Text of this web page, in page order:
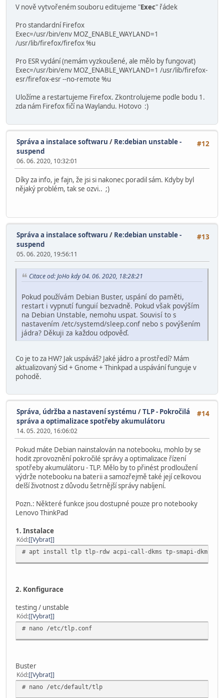
V nově vytvořeném souboru editujeme "Exec" řádek
Pro standardní Firefox
Exec=/usr/bin/env MOZ_ENABLE_WAYLAND=1
/usr/lib/firefox/firefox %u
Pro ESR vydání (nemám vyzkoušené, ale mělo by fungovat)
Exec=/usr/bin/env MOZ_ENABLE_WAYLAND=1 /usr/lib/firefox-
esr/firefox-esr --no-remote %u
Uložíme a restartujeme Firefox. Zkontrolujeme podle bodu 1.
zda nám Firefox fičí na Waylandu. Hotovo :)
#12
Správa a instalace softwaru / Re:debian unstable -
suspend
06. 06. 2020, 10:32:01
Díky za info, je fajn, že jsi si nakonec poradil sám. Kdyby byl
nějaký problém, tak se ozvi.. ;)
#13
Správa a instalace softwaru / Re:debian unstable -
suspend
05. 06. 2020, 19:56:11
Citace od: JoHo kdy 04. 06. 2020, 18:28:21
Pokud používám Debian Buster, uspání do paměti,
restart i vypnutí funguií bezvadně. Pokud však povýším
na Debian Unstable, nemohu uspat. Souvisí to s
nastavením /etc/systemd/sleep.conf nebo s povýšením
jádra? Děkuji za každou odpověď.
Co je to za HW? Jak uspáváš? Jaké jádro a prostředí? Mám
aktualizovaný Sid + Gnome + Thinkpad a uspávání funguje v
pohodě.
#14
Správa, údržba a nastavení systému /TLP - Pokročilá
správa a optimalizace spotřeby akumulátoru
14. 05. 2020, 16:06:02
Pokud máte Debian nainstalován na notebooku, mohlo by se
hodit zprovoznění pokročilé správy a optimalizace řízení
spotřeby akumulátoru - TLP. Mělo by to přinést prodloužení
výdrže notebooku na baterii a samozřejmě také její celkovou
delší životnost z důvodu šetrnější správy nabíjení.
Pozn.: Některé funkce jsou dostupné pouze pro notebooky
Lenovo ThinkPad
1. Instalace
Kód [Vybrat]
# apt install tlp tlp-rdw acpi-call-dkms tp-smapi-dkms
2. Konfigurace
testing / unstable
Kód [Vybrat]
# nano /etc/tlp.conf
Buster
Kód [Vybrat]
# nano /etc/default/tlp